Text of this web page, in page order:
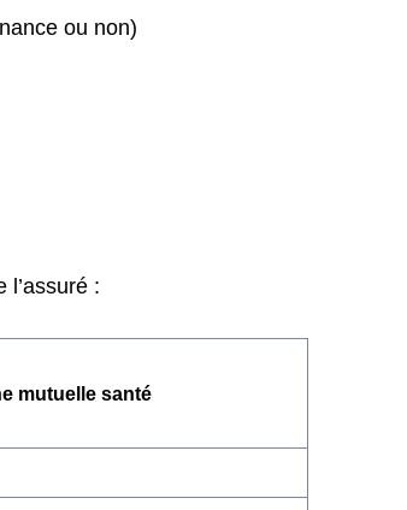
ou non)
l’assuré :
mutuelle santé